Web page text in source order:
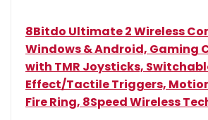
8Bitdo Ultimate 2 Wireless
Windows & Android, Gaming
with TMR Joysticks,
Effect/Tactile Triggers,
Fire Ring, 8Speed Wireless